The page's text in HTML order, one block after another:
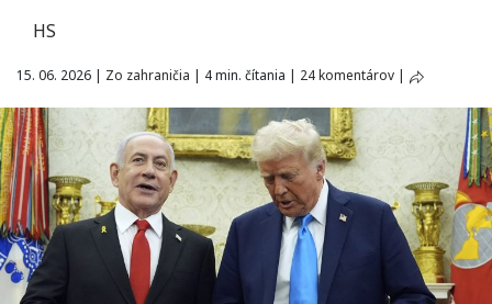
HS
15. 06. 2026 | Zo zahraničia | 4 min. čítania | 24 komentárov |